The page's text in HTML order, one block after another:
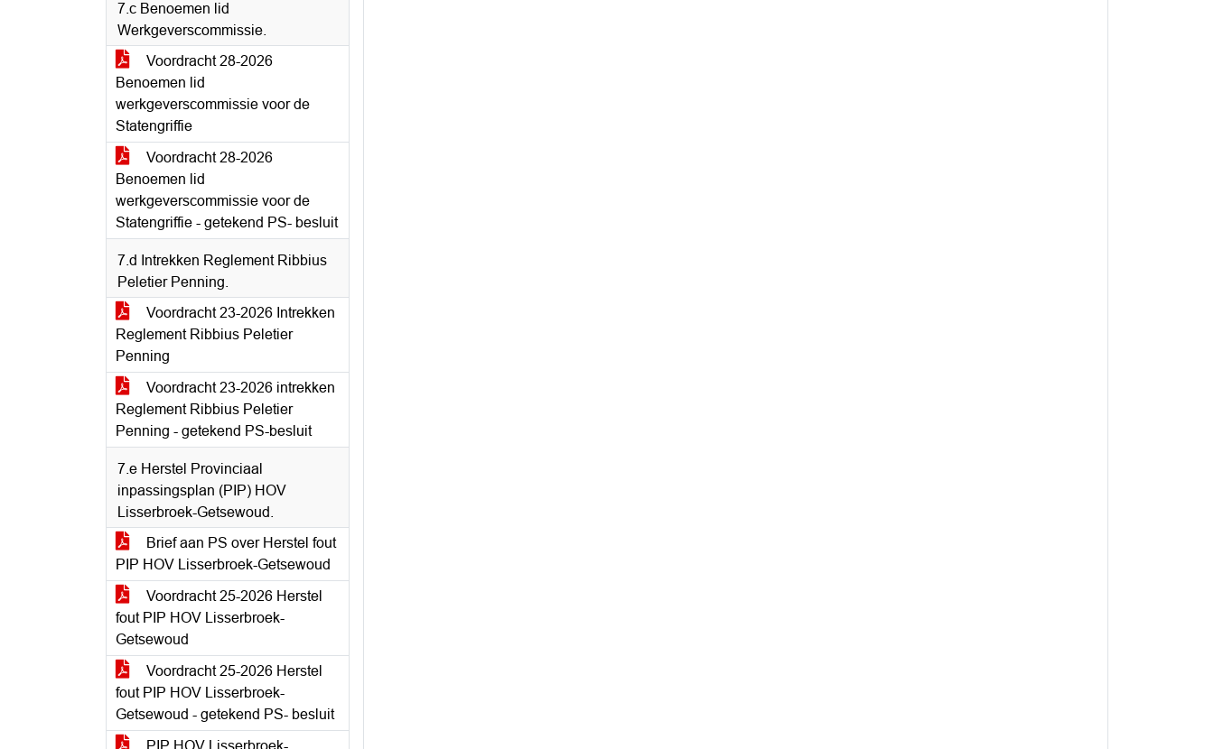
7.c Benoemen lid
Werkgeverscommissie.
Voordracht 28-2026
Benoemen lid
werkgeverscommissie voor de
Statengriffie
Voordracht 28-2026
Benoemen lid
werkgeverscommissie voor de
Statengriffie - getekend PS- besluit
7.d Intrekken Reglement Ribbius
Peletier Penning.
Voordracht 23-2026 Intrekken
Reglement Ribbius Peletier
Penning
Voordracht 23-2026 intrekken
Reglement Ribbius Peletier
Penning - getekend PS-besluit
7.e Herstel Provinciaal
inpassingsplan (PIP) HOV
Lisserbroek-Getsewoud.
Brief aan PS over Herstel fout
PIP HOV Lisserbroek-Getsewoud
Voordracht 25-2026 Herstel
fout PIP HOV Lisserbroek-
Getsewoud
Voordracht 25-2026 Herstel
fout PIP HOV Lisserbroek-
Getsewoud - getekend PS- besluit
PIP HOV Lisserbroek-